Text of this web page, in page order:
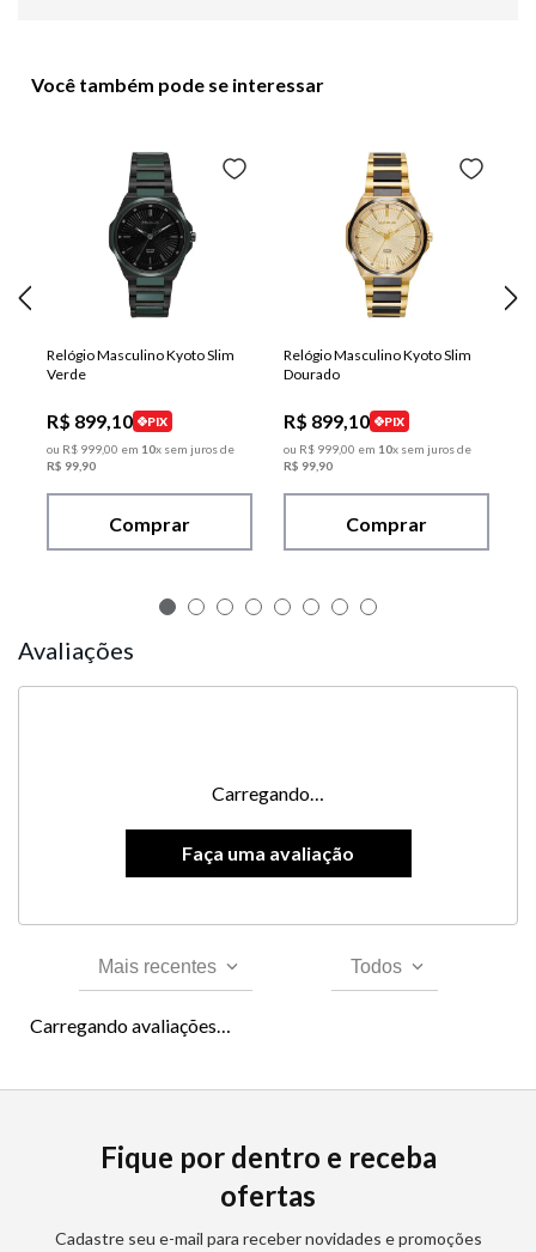
Você também pode se interessar
Relógio Masculino Kyoto Slim
Verde
R$ 899,10
PIX
ou R$ 99900 em 10x sem juros de
R$ 99 90
Comprar
Relógio Masculino Kyoto Slim
Dourado
R$ 899,10
PIX
ou R$ 99900 em 10x sem juros de
R$ 99 90
Comprar
Avaliações
Carregando…
Mais recentes Todos
Carregando avaliações…
Fique por dentro e receba
ofertas
Cadastre seu e-mail para receber novidades e promoções